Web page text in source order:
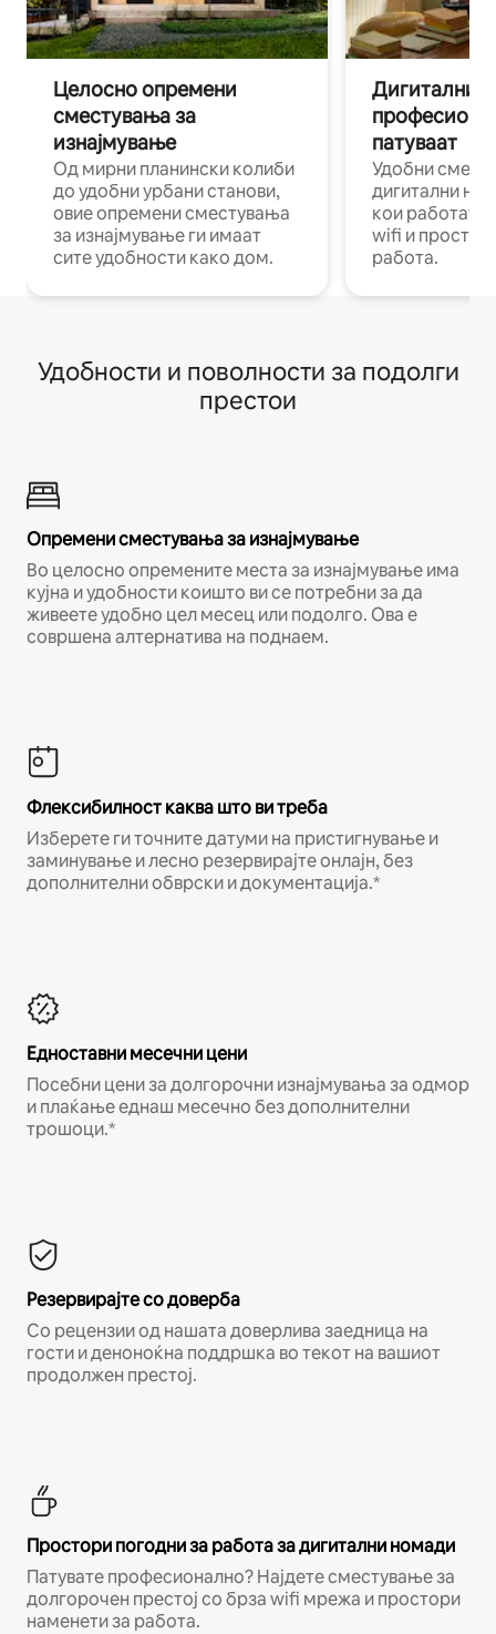
Целосно опремени
сместувања за
изнајмување
Од мирни планински колиби
до удобни урбани станови,
овие опремени сместувања
за изнајмување ги имаат
сите удобности како дом.
Дигитални
патуваат
Удобни
дигитални
кои работат
wifi и
работа.
Удобности и поволности за подолги
престои
Опремени сместувања за изнајмување
Во целосно опремените места за изнајмување има
кујна и удобности коишто ви се потребни за да
живеете удобно цел месец или подолго. Ова е
совршена алтернатива на поднаем.
Флексибилност каква што ви треба
Изберете ги точните датуми на пристигнување и
заминување и лесно резервирајте онлајн, без
дополнителни обврски и документација.*
Едноставни месечни цени
Посебни цени за долгорочни изнајмувања за одмор
и плаќање еднаш месечно без дополнителни
трошоци.*
Резервирајте со доверба
Со рецензии од нашата доверлива заедница на
гости и деноноќна поддршка во текот на вашиот
продолжен престој.
Простори погодни за работа за дигитални номади
Патувате професионално? Најдете сместување за
долгорочен престој со брза wifi мрежа и простори
наменети за работа.